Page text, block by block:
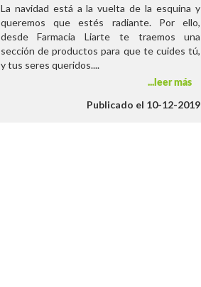
La navidad está a la vuelta de la esquina y
queremos que estés radiante. Por ello,
desde Farmacia Liarte te traemos una
sección de productos para que te cuides tú,
y tus seres queridos....
leer más
Publicado el 10-12-2019